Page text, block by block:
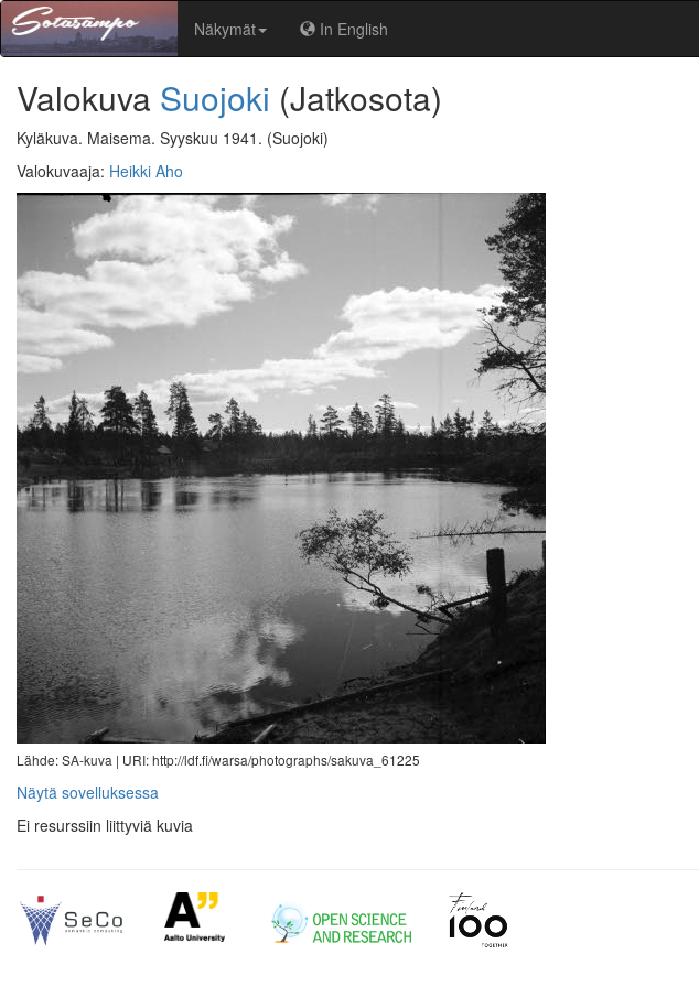
Näkymät In English
Valokuva Suojoki (Jatkosota)
Kyläkuva. Maisema. Syyskuu 1941. (Suojoki)
Valokuvaaja: Heikki Aho
Lähde: SA-kuva | URI: http://ldf.fi/warsa/photographs/sakuva_61225
Näytä sovelluksessa
Ei resurssiin liittyviä kuvia